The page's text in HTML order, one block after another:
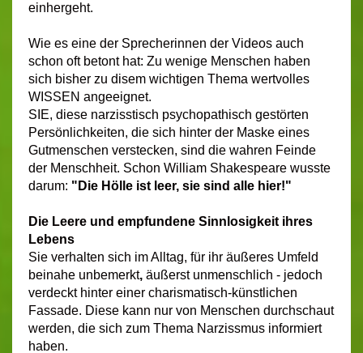
einhergeht.
Wie es eine der Sprecherinnen der Videos auch
schon oft betont hat: Zu wenige Menschen haben
sich bisher zu disem wichtigen Thema wertvolles
WISSEN angeeignet.
SIE, diese narzisstisch psychopathisch gestörten
Persönlichkeiten, die sich hinter der Maske eines
Gutmenschen verstecken, sind die wahren Feinde
der Menschheit. Schon William Shakespeare wusste
darum: "Die Hölle ist leer, sie sind alle hier!"
Die Leere und empfundene Sinnlosigkeit ihres
Lebens
Sie verhalten sich im Alltag, für ihr äußeres Umfeld
beinahe unbemerkt, äußerst unmenschlich - jedoch
verdeckt hinter einer charismatisch-künstlichen
Fassade. Diese kann nur von Menschen durchschaut
werden, die sich zum Thema Narzissmus informiert
haben.